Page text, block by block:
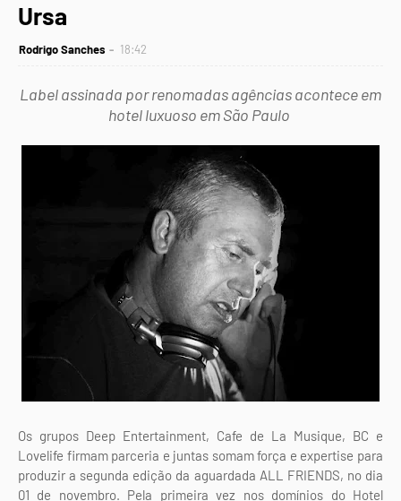
Ursa
Rodrigo Sanches 18:42
Label assinada por renomadas agências acontece em
hotel luxuoso em São Paulo
Os grupos Deep Entertainment, Cafe de La Musique, BC e
Lovelife firmam parceria e juntas somam força e expertise para
produzir a segunda edição da aguardada ALL FRIENDS, no dia
01 de novembro. Pela primeira vez nos domínios do Hotel